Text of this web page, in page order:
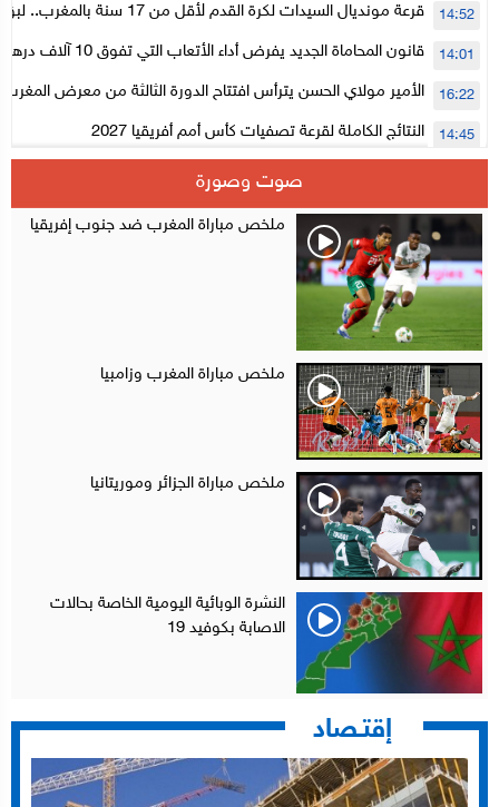
قرعة مونديال السيدات لكرة القدم لأقل
المستوى الأول
14:52
قانون المحاماة الجديد يفرض أداء الأتعاب التي تفوق 10 آلاف درهم بالشيك 14:01
الأمير مولاي الحسن يترأس افتتاح الدورة الثالثة من معرض المغرب
الإلكترونية
16:22
النتائج الكاملة لقرعة تصفيات كأس أمم أفريقيا 2027 14:45
سلا.. توقيف ثلاثة مروجين وحجز أكثر من 4300 قرص مخدر وكوكايين وإكستازي
أقراص مهلوسة داخل فضاء للشيشة تستنفر شرطة أكادير 12:48
صوت وصورة
ملخص مباراة المغرب ضد جنوب إفريقيا
ملخص مباراة المغرب وزامبيا
ملخص مباراة الجزائر وموريتانيا
النشرة الوبائية اليومية الخاصة بحالات
الاصابة بكوفيد 19
إقتـصاد